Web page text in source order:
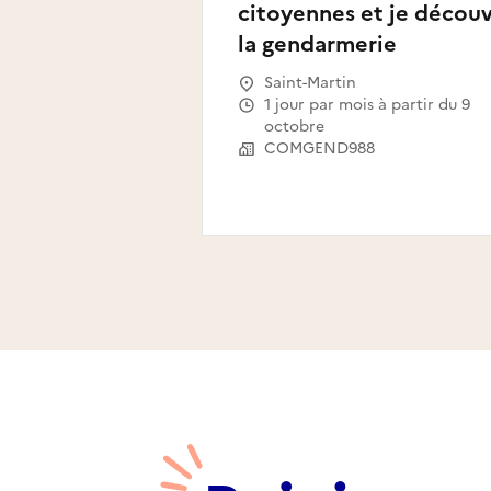
citoyennes et je
la gendarmerie
Saint-Martin
1 jour par mois à partir du 9
octobre
COMGEND988